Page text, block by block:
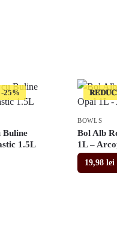
Buline
1.5L
BOWLS
Bol Alb
1L –
19,98 lei